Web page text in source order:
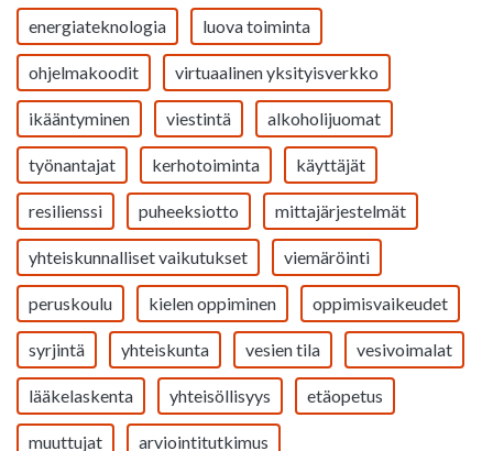
energiateknologia luova toiminta
ohjelmakoodit virtuaalinen yksityisverkko
ikääntyminen viestintä alkoholijuomat
työnantajat kerhotoiminta käyttäjät
resilienssi puheeksiotto mittajärjestelmät
yhteiskunnalliset vaikutukset viemäröinti
peruskoulu kielen oppiminen oppimisvaikeudet
syrjintä yhteiskunta vesien tila vesivoimalat
lääkelaskenta yhteisöllisyys etäopetus
muuttujat arviointitutkimus